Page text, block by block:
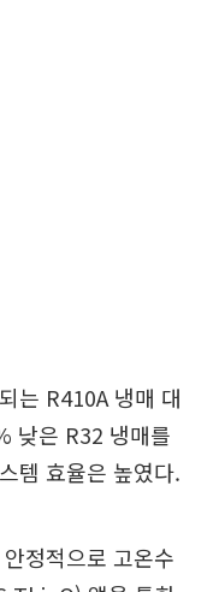
는 R410A 냉매 대
낮은 R32 냉매를
템 효율은 높였다.
정적으로 고온수